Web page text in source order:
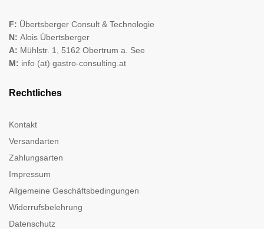
F: Übertsberger Consult & Technologie
N: Alois Übertsberger
A: Mühlstr. 1, 5162 Obertrum a. See
M: info (at) gastro-consulting.at
Rechtliches
Kontakt
Versandarten
Zahlungsarten
Impressum
Allgemeine Geschäftsbedingungen
Widerrufsbelehrung
Datenschutz